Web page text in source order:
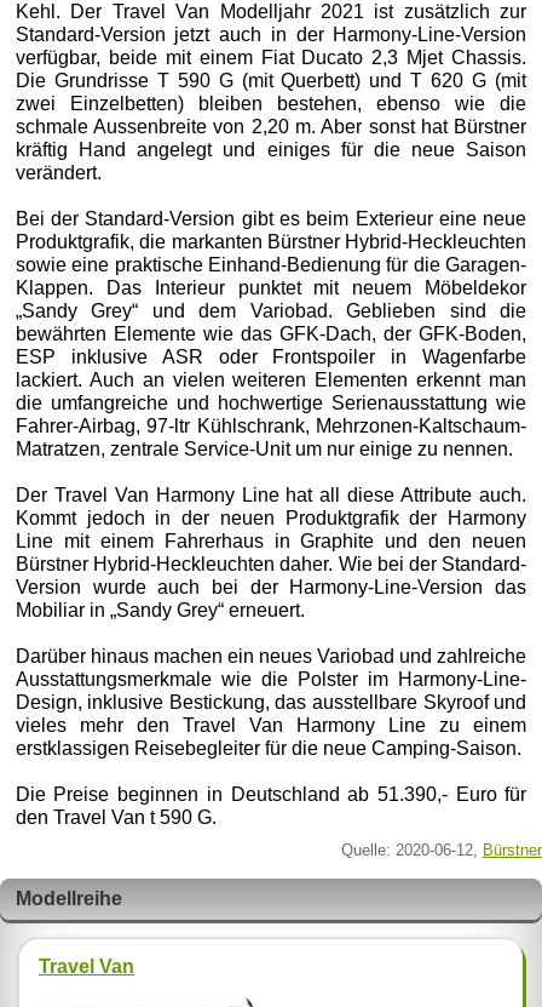
Kehl. Der Travel Van Modelljahr 2021 ist zusätzlich zur
Standard-Version jetzt auch in der Harmony-Line-Version
verfügbar, beide mit einem Fiat Ducato 2,3 Mjet Chassis.
Die Grundrisse T 590 G (mit Querbett) und T 620 G (mit
zwei Einzelbetten) bleiben bestehen, ebenso wie die
schmale Aussenbreite von 2,20 m. Aber sonst hat Bürstner
kräftig Hand angelegt und einiges für die neue Saison
verändert.
Bei der Standard-Version gibt es beim Exterieur eine neue
Produktgrafik, die markanten Bürstner Hybrid-Heckleuchten
sowie eine praktische Einhand-Bedienung für die Garagen-
Klappen. Das Interieur punktet mit neuem Möbeldekor
„Sandy Grey“ und dem Variobad. Geblieben sind die
bewährten Elemente wie das GFK-Dach, der GFK-Boden,
ESP inklusive ASR oder Frontspoiler in Wagenfarbe
lackiert. Auch an vielen weiteren Elementen erkennt man
die umfangreiche und hochwertige Serienausstattung wie
Fahrer-Airbag, 97-ltr Kühlschrank, Mehrzonen-Kaltschaum-
Matratzen, zentrale Service-Unit um nur einige zu nennen.
Der Travel Van Harmony Line hat all diese Attribute auch.
Kommt jedoch in der neuen Produktgrafik der Harmony
Line mit einem Fahrerhaus in Graphite und den neuen
Bürstner Hybrid-Heckleuchten daher. Wie bei der Standard-
Version wurde auch bei der Harmony-Line-Version das
Mobiliar in „Sandy Grey“ erneuert.
Darüber hinaus machen ein neues Variobad und zahlreiche
Ausstattungsmerkmale wie die Polster im Harmony-Line-
Design, inklusive Bestickung, das ausstellbare Skyroof und
vieles mehr den Travel Van Harmony Line zu einem
erstklassigen Reisebegleiter für die neue Camping-Saison.
Die Preise beginnen in Deutschland ab 51.390,- Euro für
den Travel Van t 590 G.
Quelle: 2020-06-12, Bürstner
Modellreihe
Travel Van